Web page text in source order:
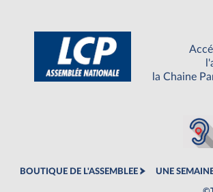
la Chaine
BOUTIQUE DE L'ASSEMBLEE UNE